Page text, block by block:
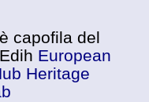
è capofila del
European
Heritage